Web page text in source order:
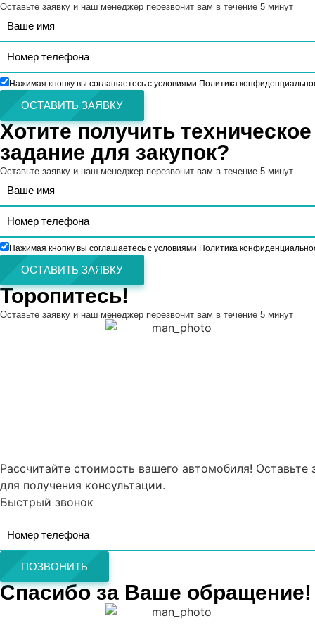
Оставьте заявку и наш менеджер перезвонит вам в течение 5 минут
Нажимая кнопку вы соглашаетесь с условиями Политика
ОСТАВИТЬ ЗАЯВКУ
Хотите получить техническое
задание для закупок?
Оставьте заявку и наш менеджер перезвонит вам в течение 5 минут
Нажимая кнопку вы соглашаетесь с условиями Политика
ОСТАВИТЬ ЗАЯВКУ
Торопитесь!
Оставьте заявку и наш менеджер перезвонит вам в течение 5 минут
Рассчитайте стоимость вашего автомобиля! Оставьте
для получения консультации.
Быстрый звонок
ПОЗВОНИТЬ
Спасибо за Ваше обращение!